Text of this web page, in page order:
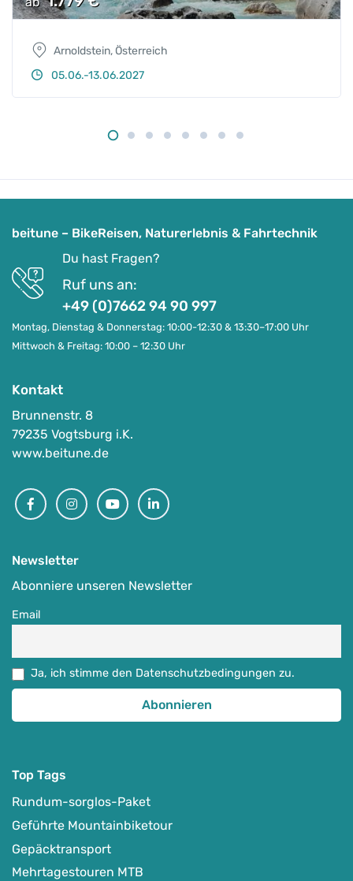
Arnoldstein, Österreich
05.06.-13.06.2027
beitune – BikeReisen, Naturerlebnis & Fahrtechnik
Du hast Fragen?
Ruf uns an:
+49 (0)7662 94 90 997
Montag, Dienstag & Donnerstag: 10:00-12:30 & 13:30–17:00 Uhr
Mittwoch & Freitag: 10:00 – 12:30 Uhr
Kontakt
Brunnenstr. 8
79235 Vogtsburg i.K.
www.beitune.de
FacebookInstagramYoutubeLinkedin
Newsletter
Abonniere unseren Newsletter
Email
Ja, ich stimme den Datenschutzbedingungen zu.
Top Tags
Rundum-sorglos-Paket
Geführte Mountainbiketour
Gepäcktransport
Mehrtagestouren MTB